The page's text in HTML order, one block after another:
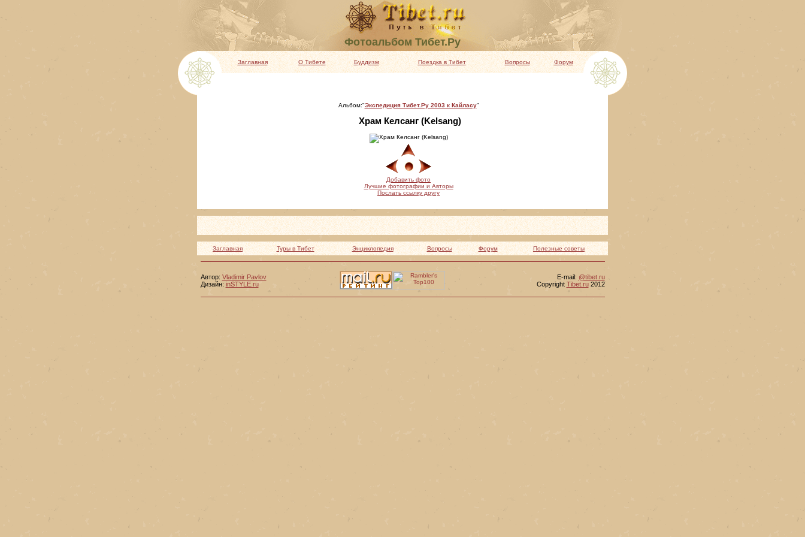
Фотоальбом Тибет.Ру
Заглавная О Тибете Буддизм Поездка в Тибет Вопросы Форум
Альбом:"Экспедиция Тибет.Ру 2003 к Кайласу"
Храм Келсанг (Kelsang)
Добавить фото
Лучшие фотографии и Авторы
Послать ссылку другу
Заглавная Туры в Тибет Энциклопедия Вопросы Форум Полезные советы
Автор: Vladimir Pavlov
Дизайн: inSTYLE.ru
Е-mail: @tibet.ru
Copyright Tibet.ru2012